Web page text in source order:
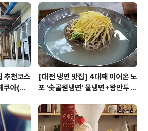
, 일방적으로 한 쪽에 속해있
도 하다. 그렇기 때문에, 경..
추천코스
쿠아(커
[대전 냉면 맛집] 4대째 이어온 노
포 '숯골원냉면' 물냉면+왕만두 조